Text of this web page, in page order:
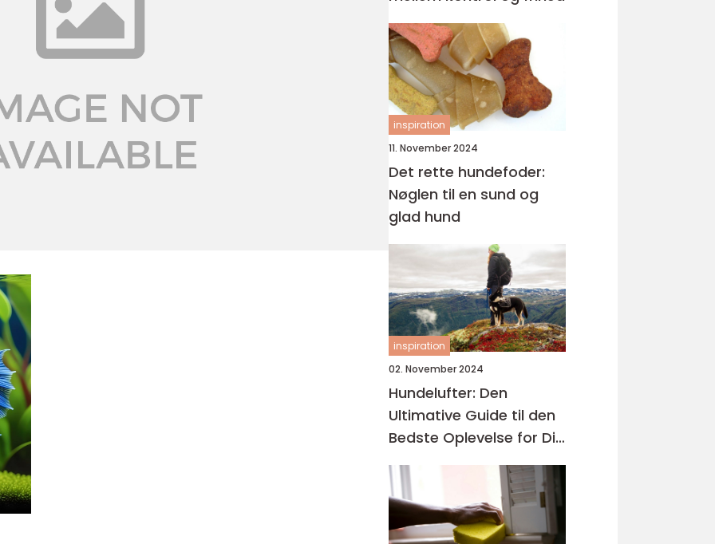
inspiration
11. November 2024
Det rette hundefoder:
Nøglen til en sund og
glad hund
inspiration
02. November 2024
Hundelufter: Den
Ultimative Guide til den
Bedste Oplevelse for Dig
og Din Hund